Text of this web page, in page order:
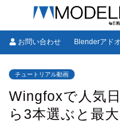
お問い合わせ Blenderアド
チュートリアル動画
Wingfoxで人気
ら3本選ぶと最